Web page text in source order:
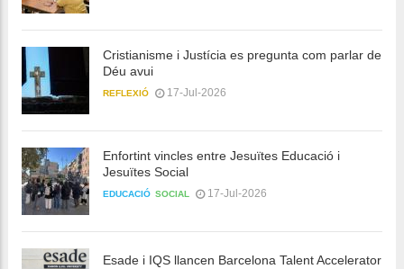
Cristianisme i Justícia es pregunta com parlar de
Déu avui
REFLEXIÓ 17-Jul-2026
Enfortint vincles entre Jesuïtes Educació i
Jesuïtes Social
EDUCACIÓ SOCIAL 17-Jul-2026
Esade i IQS llancen Barcelona Talent Accelerator